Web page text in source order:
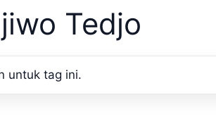
Tedjo
untuk tag ini.